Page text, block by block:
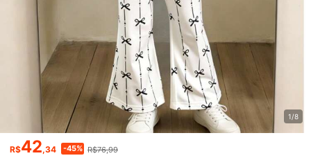
1/8
R$42,34 -45% R$76,99